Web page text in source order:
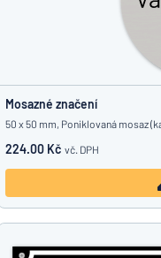
Mosazné značení
50 x 50 mm, Poniklovaná mosaz
224.00 Kč vč. DPH